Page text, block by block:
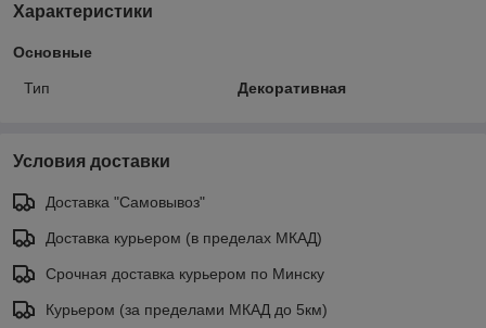
Характеристики
Основные
Тип Декоративная
Условия доставки
Доставка "Самовывоз"
Доставка курьером (в пределах МКАД)
Срочная доставка курьером по Минску
Курьером (за пределами МКАД до 5км)